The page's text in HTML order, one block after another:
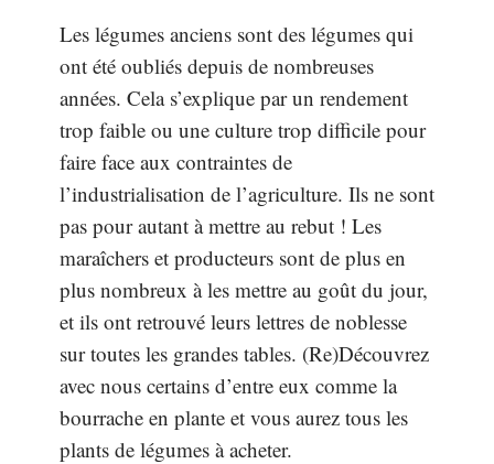
Les légumes anciens sont des légumes qui
ont été oubliés depuis de nombreuses
années. Cela s’explique par un rendement
trop faible ou une culture trop difficile pour
faire face aux contraintes de
l’industrialisation de l’agriculture. Ils ne sont
pas pour autant à mettre au rebut ! Les
maraîchers et producteurs sont de plus en
plus nombreux à les mettre au goût du jour,
et ils ont retrouvé leurs lettres de noblesse
sur toutes les grandes tables. (Re)Découvrez
avec nous certains d’entre eux comme la
bourrache en plante et vous aurez tous les
plants de légumes à acheter.